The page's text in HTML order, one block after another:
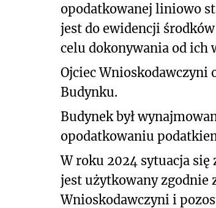
opodatkowanej liniowo
jest do ewidencji
celu dokonywania od ich
Ojciec Wnioskodawczyni
Budynku.
Budynek był
opodatkowaniu
W roku 2024 sytuacja się
jest użytkowany zgodnie
Wnioskodawczyni i